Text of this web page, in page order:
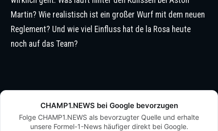
Martin? Wie realistisch ist ein großer Wurf mit dem neuen
Reglement? Und wie viel Einfluss hat de la Rosa heute
noch auf das Team?
CHAMP1.NEWS bei Google bevorzugen
Folge CHAMP1.NEWS als bevorzugter Quelle und erhalte
unsere Formel-1-News häufiger direkt bei Google.